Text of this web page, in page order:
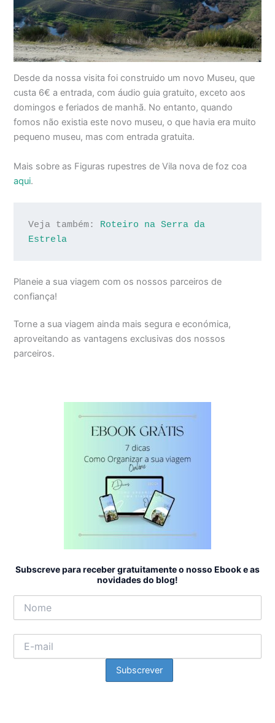
Desde da nossa visita foi construido um novo Museu, que
custa 6€ a entrada, com áudio guia gratuito, exceto aos
domingos e feriados de manhã. No entanto, quando
fomos não existia este novo museu, o que havia era muito
pequeno museu, mas com entrada gratuita.
Mais sobre as Figuras rupestres de Vila nova de foz coa
aqui.
Veja também: Roteiro na Serra da
Estrela
Planeie a sua viagem com os nossos parceiros de
confiança!
Torne a sua viagem ainda mais segura e económica,
aproveitando as vantagens exclusivas dos nossos
parceiros.
Subscreve para receber gratuitamente o nosso Ebook e as
novidades do blog!